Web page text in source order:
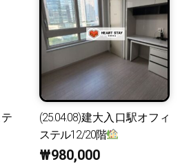
(25.04.08)建大入口駅オフィ
ステル12/20階
₩980,000